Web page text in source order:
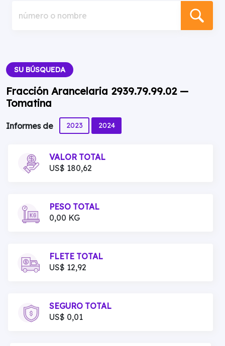
número o nombre
SU BÚSQUEDA
Fracción Arancelaria 2939.79.99.02 —
Tomatina
Informes de 2023 2024
VALOR TOTAL
US$ 180,62
PESO TOTAL
0,00 KG
FLETE TOTAL
US$ 12,92
SEGURO TOTAL
US$ 0,01